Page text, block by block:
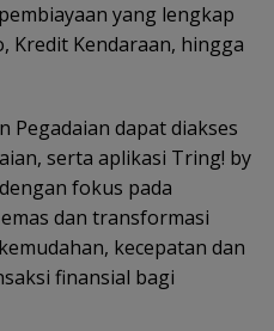
yang lengkap
Kredit Kendaraan, hingga
Pegadaian dapat diakses
serta aplikasi Tring! by
fokus pada
dan transformasi
kecepatan dan
finansial bagi